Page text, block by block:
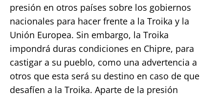
presión en otros países sobre los gobiernos
nacionales para hacer frente a la Troika y la
Unión Europea. Sin embargo, la Troika
impondrá duras condiciones en Chipre, para
castigar a su pueblo, como una advertencia a
otros que esta será su destino en caso de que
desafíen a la Troika. Aparte de la presión